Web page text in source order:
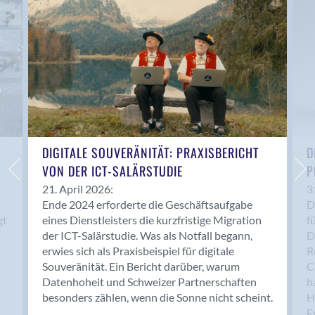
Anwil
Appenzell
Au SG
Baar
Baden
Balsthal
Balzers
Basel
Bassersdorf
Belp
Bendern
Benken (SG)
Bergdietikon
Berlin
Bern
Bern - Liebefeld
DIGITALE SOUVERÄNITÄT: PRAXISBERICHT
VON DER ICT-SALÄRSTUDIE
21. April 2026:
Ende 2024 erforderte die Geschäftsaufgabe
eines Dienstleisters die kurzfristige Migration
der ICT-Salärstudie. Was als Notfall begann,
erwies sich als Praxisbeispiel für digitale
Souveränität. Ein Bericht darüber, warum
Datenhoheit und Schweizer Partnerschaften
besonders zählen, wenn die Sonne nicht scheint.